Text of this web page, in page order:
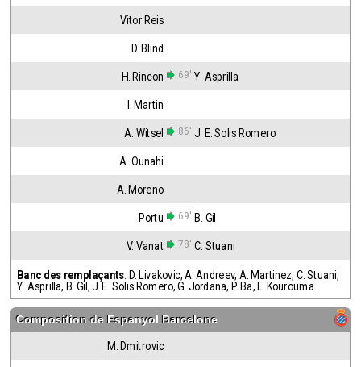
Vitor Reis
D. Blind
H. Rincon 69' Y. Asprilla
I. Martin
A. Witsel 86' J. E. Solis Romero
A. Ounahi
A. Moreno
Portu 69' B. Gil
V. Vanat 78' C. Stuani
Banc des remplaçants: D. Livakovic, A. Andreev, A. Martinez, C. Stuani,
Y. Asprilla, B. Gil ,J. E. Solis Romero,G. Jordana, P. Ba, L. Kourouma
Composition de Espanyol Barcelone
M. Dmitrovic